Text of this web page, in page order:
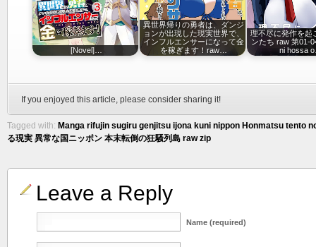
[Novel]…
異世界帰りの勇者は、ダンジ
ョンが出現した現実世界で、
インフルエンサーになって金
を稼ぎます！raw…
理不尽に発作を起
ンたち raw 第01-
ni hossa
If you enjoyed this article, please consider sharing it!
Tagged with: Manga rifujin sugiru genjitsu ijona kuni nippon Honmatsu tento
る現実 異常な国ニッポン 本末転倒の狂騒列島 raw zip
Leave a Reply
Name (required)